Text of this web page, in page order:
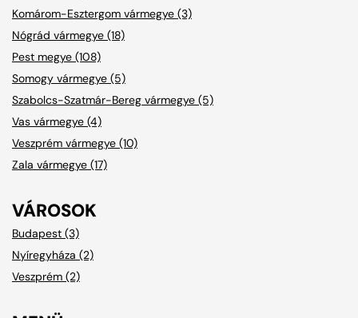
Komárom-Esztergom vármegye (3)
Nógrád vármegye (18)
Pest megye (108)
Somogy vármegye (5)
Szabolcs-Szatmár-Bereg vármegye (5)
Vas vármegye (4)
Veszprém vármegye (10)
Zala vármegye (17)
VÁROSOK
Budapest (3)
Nyíregyháza (2)
Veszprém (2)